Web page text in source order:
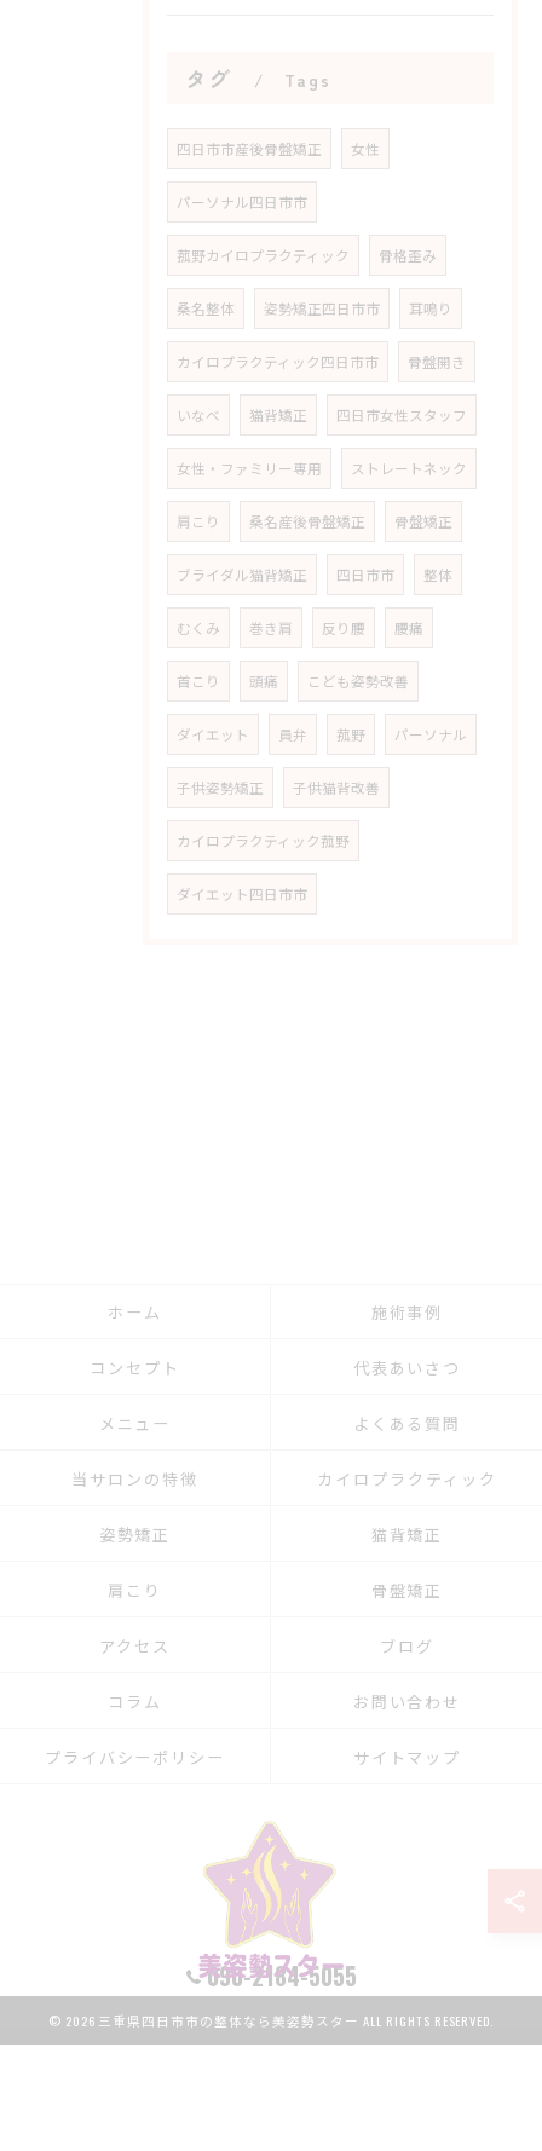
タグ Tags
四日市市産後骨盤矯正 女性
パーソナル四日市市
菰野カイロプラクティック 骨格歪み
桑名整体 姿勢矯正四日市市 耳鳴り
カイロプラクティック四日市市 骨盤開き
いなべ 猫背矯正 四日市女性スタッフ
女性・ファミリー専用 ストレートネック
肩こり 桑名産後骨盤矯正 骨盤矯正
ブライダル猫背矯正 四日市市 整体
むくみ 巻き肩 反り腰 腰痛
首こり 頭痛 こども姿勢改善
ダイエット 員弁 菰野 パーソナル
子供姿勢矯正 子供猫背改善
カイロプラクティック菰野
ダイエット四日市市
090-2184-5055
LINE予約 予約はこちら
ホーム 施術事例
コンセプト 代表あいさつ
メニュー よくある質問
当サロンの特徴 カイロプラクティック
姿勢矯正 猫背矯正
肩こり 骨盤矯正
アクセス ブログ
コラム お問い合わせ
プライバシーポリシー サイトマップ
© 2026 三重県四日市市の整体なら美姿勢スター ALL RIGHTS RESERVED.